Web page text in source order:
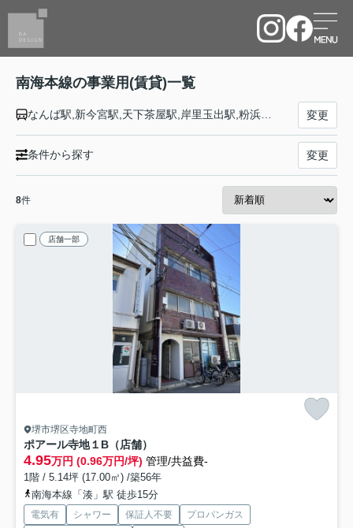
南海本線の事業用(賃貸)一覧
変更
条件から探す 変更
8件
店舗一部
堺市堺区寺地町西
ポアール寺地１B（店舗）
4.95万円 (0.96万円/坪) 管理/共益費-
1階 / 5.14坪 (17.00㎡) /築56年
南海本線「湊」駅 徒歩15分
電気有 シャワー 保証人不要
プロパンガス